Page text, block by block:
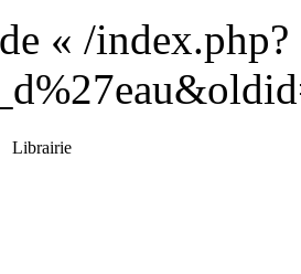
« /index.php?
Librairie